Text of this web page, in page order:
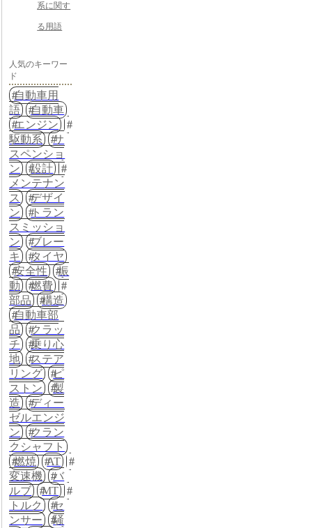
系に関す
る用語
人気のキーワー
ド
自動車用
語
自動車
エンジン
駆動系
サ
スペンショ
ン
設計
メンテナン
ス
デザイ
ン
トラン
スミッショ
ン
ブレー
キ
タイヤ
安全性
振
動
燃費
部品
構造
自動車部
品
クラッ
チ
乗り心
地
ステア
リング
ピ
ストン
製
造
ディー
ゼルエンジ
ン
クラン
クシャフト
燃焼
AT
変速機
バ
ルブ
MT
トルク
セ
ンサー
騒